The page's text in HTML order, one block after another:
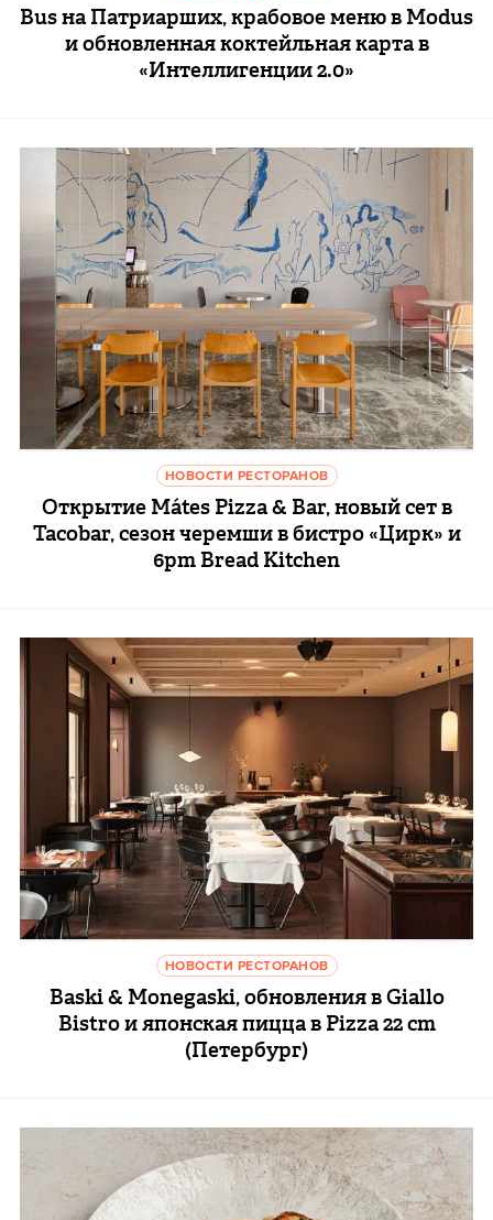
Bus на Патриарших, крабовое меню в Modus
и обновленная коктейльная карта в
«Интеллигенции 2.0»
НОВОСТИ РЕСТОРАНОВ
Открытие Mátes Pizza & Bar, новый сет в
Tacobar, сезон черемши в бистро «Цирк» и
6pm Bread Kitchen
НОВОСТИ РЕСТОРАНОВ
Baski & Monegaski, обновления в Giallo
Bistro и японская пицца в Pizza 22 cm
(Петербург)